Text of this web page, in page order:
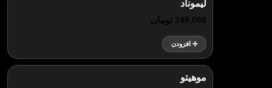
لیموناد
249,000 تومان
➕ افزودن
موهیتو